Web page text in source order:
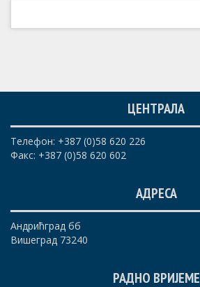
ЦЕНТРАЛА
Телефон: +387 (0)58 620 226
Факс: +387 (0)58 620 602
АДРЕСА
Андрићград бб
Вишеград 73240
РАДНО ВРИЈЕМЕ